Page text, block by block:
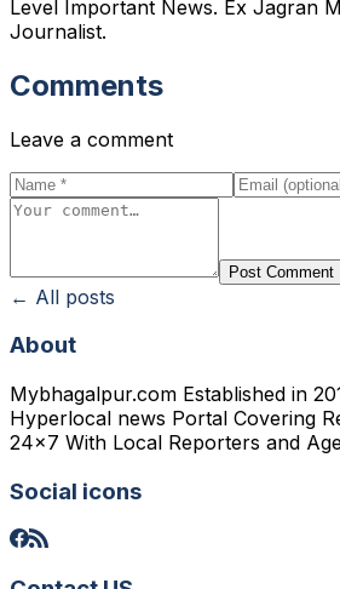
Level Important News. Ex Jagran
Journalist.
Comments
Leave a comment
Post Comment
← All posts
About
Mybhagalpur.com Established in
Hyperlocal news Portal Covering
24x7 With Local Reporters and
Social icons